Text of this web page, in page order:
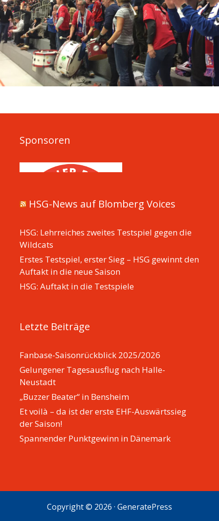
Sponsoren
HSG-News auf Blomberg Voices
HSG: Lehrreiches zweites Testspiel gegen die
Wildcats
Erstes Testspiel, erster Sieg – HSG gewinnt den
Auftakt in die neue Saison
HSG: Auftakt in die Testspiele
Letzte Beiträge
Fanbase-Saisonrückblick 2025/2026
Gelungener Tagesausflug nach Halle-
Neustadt
„Buzzer Beater“ in Bensheim
Et voilà – da ist der erste EHF-Auswärtssieg
der Saison!
Spannender Punktgewinn in Dänemark
Copyright © 2026 · GeneratePress